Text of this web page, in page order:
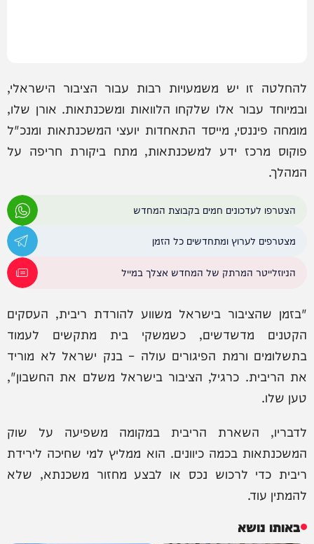
להחלטה זו יש משמעויות רבות עבור הציבור הישראלי,
ובמיוחד עבור אלו שלקחו הלוואות ומשכנתאות. אורן שלו,
מומחה פיננסי, מייסד התאחדות יועצי המשכנתאות ומנכ"ל
פוקוס מרכז ידע למשכנתאות, מתח ביקורת חריפה על
המהלך.
הצטרפו לעדכונים חמים בקבוצת המחדש
מצטרפים לערוץ ומתחדשים כל הזמן
הניוזלייטר המרתק של המחדש אצלך במייל
"בזמן שהציבור בישראל משווע להורדת ריבית, העסקים
הקטנים מדשדשים, כשמשקי בית מתקשים לעמוד
בתשלומים ורמת הפיגורים עולה – בנק ישראל לא מוריד
את הריבית. כרגיל, הציבור בישראל משלם את החשבון",
טען שלו.
לדבריו, השארת הריבית במקומה משפיעה על שוק
המשכנתאות בכמה כיוונים. הוא ממליץ למי שחיכה לירידת
ריבית כדי לרכוש נכס או לבצע מחזור משכנתא, שלא
להמתין עוד.
באותו נושא